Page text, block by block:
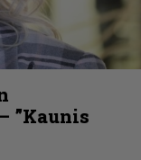
”Kaunis